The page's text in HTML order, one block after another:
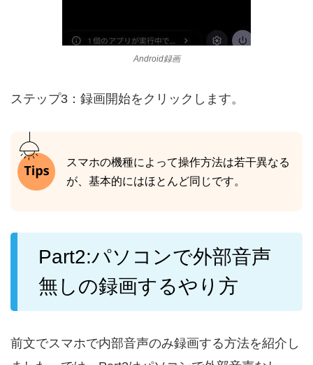
Android録画
ステップ3：録画開始をクリックします。
スマホの機種によって操作方法は若干異なる
が、基本的にはほとんど同じです。
Part2:パソコンで外部音声
無しの録画するやり方
前文でスマホで内部音声のみ録画する方法を紹介し